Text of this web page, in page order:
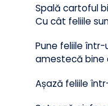
Mod de
Spală cartoful
Cu cât feliile
Pune feliile